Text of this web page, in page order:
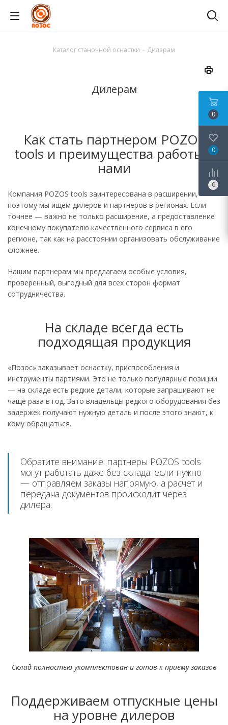
Каталог станочной оснастки - Дилерам
Дилерам
Как стать партнером POZOS
tools и преимущества работы с
нами
Компания POZOS tools заинтересована в расширении,
поэтому мы ищем дилеров и партнеров в регионах. Если
точнее — важно не только расширение, а предоставление
конечному покупателю качественного сервиса в его
регионе, так как на расстоянии организовать обслуживание
сложнее.
Нашим партнерам мы предлагаем особые условия,
проверенный, выгодный для всех сторон формат
сотрудничества.
На складе всегда есть
подходящая продукция
«Позос» заказывает оснастку, приспособления и
инструменты партиями. Это не только популярные позиции
— на складе есть редкие детали, которые запрашивают не
чаще раза в год. Зато владельцы редкого оборудования без
задержек получают нужную деталь и после этого знают, к
кому обращаться.
Обратите внимание: партнеры POZOS tools
могут работать даже без склада: если нужно
— отправляем заказы напрямую, а расчет и
передача документов происходит через
дилера.
Склад полностью укомплектован и готов к приему заказов
Поддерживаем отпускные цены
на уровне дилеров
0
0
0